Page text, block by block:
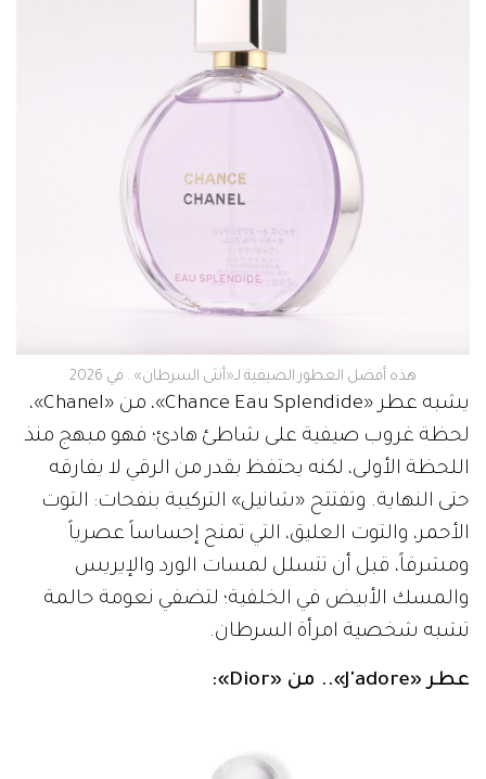
هذه أفضل العطور الصيفية لـ«أنثى السرطان».. في 2026
يشبه عطر «Chance Eau Splendide»، من «Chanel»،
لحظة غروب صيفية على شاطئ هادئ؛ فهو مبهج منذ
اللحظة الأولى، لكنه يحتفظ بقدر من الرقي لا يفارقه
حتى النهاية. وتفتتح «شانيل» التركيبة بنفحات: التوت
الأحمر، والتوت العليق، التي تمنح إحساساً عصرياً
ومشرقاً، قبل أن تتسلل لمسات الورد والإيريس
والمسك الأبيض في الخلفية؛ لتضفي نعومة حالمة
تشبه شخصية امرأة السرطان.
عطر «J'adore».. من «Dior»: